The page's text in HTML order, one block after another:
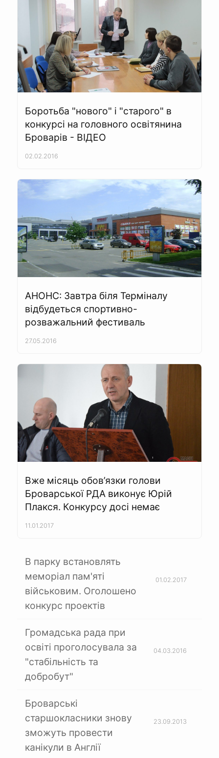
Боротьба "нового" і "старого" в
конкурсі на головного освітянина
Броварів - ВІДЕО
02.02.2016
АНОНС: Завтра біля Терміналу
відбудеться спортивно-
розважальний фестиваль
27.05.2016
Вже місяць обов’язки голови
Броварської РДА виконує Юрій
Плакся. Конкурсу досі немає
11.01.2017
В парку встановлять
меморіал пам'яті
військовим. Оголошено
конкурс проектів
01.02.2017
Громадська рада при
освіті проголосувала за
"стабільність та
добробут"
04.03.2016
Броварські
старшокласники знову
зможуть провести
канікули в Англії
23.09.2013